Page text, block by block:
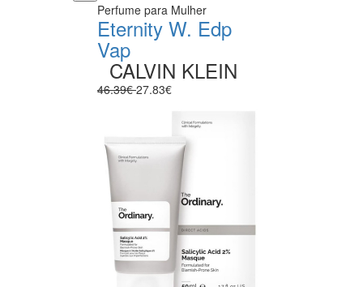
Perfume para Mulher
Eternity W. Edp
Vap
CALVIN KLEIN
46.39€27.83€